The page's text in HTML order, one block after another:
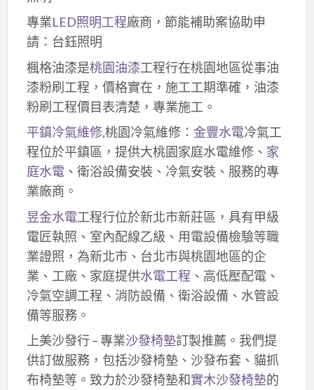
專業LED照明工程廠商，節能補助案協助申
請：台鈺照明
楓格油漆是桃園油漆工程行在桃園地區從事油
漆粉刷工程，價格實在，施工工期準確，油漆
粉刷工程價目表清楚，專業施工。
平鎮冷氣維修,桃園冷氣維修： 金豐水電冷氣工
程位於平鎮區，提供大桃園家庭水電維修、 家
庭水電、衛浴設備安裝、冷氣安裝、服務的專
業廠商。
昱金水電工程行位於新北市新莊區，具有甲級
電匠執照、室內配線乙級、用電設備檢驗等職
業證照，為新北市、台北市與桃園地區的企
業、工廠、家庭提供水電工程 、高低壓配電、
冷氣空調工程、消防設備、衛浴設備、水管設
備等服務。
上美沙發行 – 專業沙發椅墊訂製推薦。我們提
供訂做服務，包括沙發椅墊、沙發布套、貓抓
布椅墊等。致力於沙發椅墊和實木沙發椅墊的